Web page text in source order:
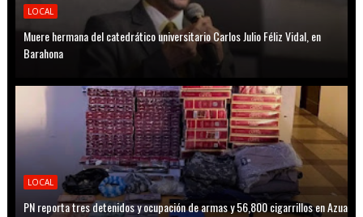
LOCAL
Muere hermana del catedrático universitario Carlos Julio Féliz Vidal, en
Barahona
LOCAL
PN reporta tres detenidos y ocupación de armas y 56,800 cigarrillos en Azua